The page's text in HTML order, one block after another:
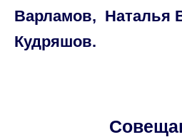
Варламов, Наталья
Кудряшов.